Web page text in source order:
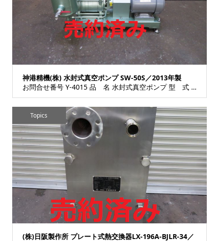
神港精機(株) 水封式真空ポンプ SW-50S／2013年製
お問合せ番号 Y-4015 品 名 水封式真空ポンプ 型 式 SW-50S 種 類 ポンプ類 サニタ...
(株)日阪製作所 プレート式熱交換器LX-196A-BJLR-34／
Topics